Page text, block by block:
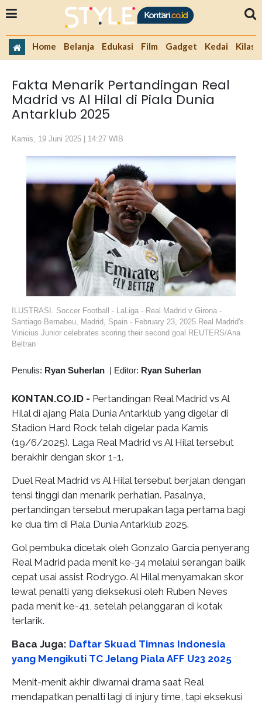
Home Belanja Edukasi Film Gadget Kedai Kilas
Fakta Menarik Pertandingan Real
Madrid vs Al Hilal di Piala Dunia
Antarklub 2025
Kamis, 19 Juni 2025 | 14:27 WIB
ILUSTRASI. Soccer Football - LaLiga - Real Madrid v Girona -
Santiago Bernabeu, Madrid, Spain - February 23, 2025 Real Madrid's
Vinicius Junior celebrates scoring their second goal REUTERS/Ana
Beltran
Penulis: Ryan Suherlan | Editor: Ryan Suherlan
KONTAN.CO.ID - Pertandingan Real Madrid vs Al
Hilal di ajang Piala Dunia Antarklub yang digelar di
Stadion Hard Rock telah digelar pada Kamis
(19/6/2025). Laga Real Madrid vs Al Hilal tersebut
berakhir dengan skor 1-1.
Duel Real Madrid vs Al Hilal tersebut berjalan dengan
tensi tinggi dan menarik perhatian. Pasalnya,
pertandingan tersebut merupakan laga pertama bagi
ke dua tim di Piala Dunia Antarklub 2025.
Gol pembuka dicetak oleh Gonzalo Garcia penyerang
Real Madrid pada menit ke-34 melalui serangan balik
cepat usai assist Rodrygo. Al Hilal menyamakan skor
lewat penalti yang dieksekusi oleh Ruben Neves
pada menit ke-41, setelah pelanggaran di kotak
terlarik.
Baca Juga: Daftar Skuad Timnas Indonesia
yang Mengikuti TC Jelang Piala AFF U23 2025
Menit-menit akhir diwarnai drama saat Real
mendapatkan penalti lagi di injury time, tapi eksekusi